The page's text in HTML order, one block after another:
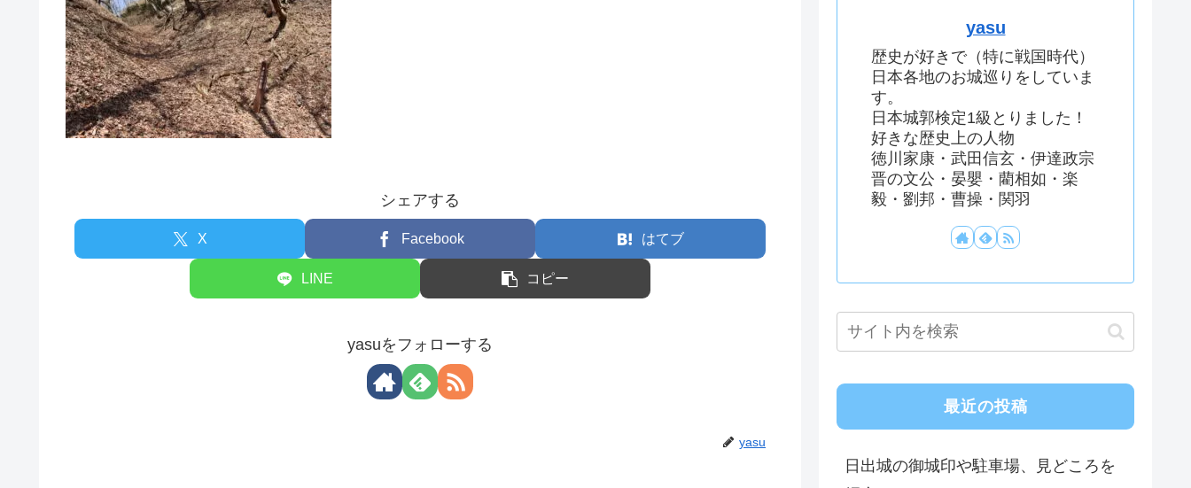
シェアする
X Facebook はてブ
LINE コピー
yasuをフォローする
yasu
yasu
歴史が好きで（特に戦国時代）
日本各地のお城巡りをしていま
す。
日本城郭検定1級とりました！
好きな歴史上の人物
徳川家康・武田信玄・伊達政宗
晋の文公・晏嬰・藺相如・楽
毅・劉邦・曹操・関羽
最近の投稿
日出城の御城印や駐車場、見どころを